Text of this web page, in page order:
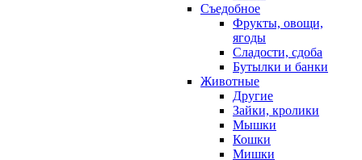
Съедобное
Фрукты, овощи,
ягоды
Сладости, сдоба
Бутылки и банки
Животные
Другие
Зайки, кролики
Мышки
Кошки
Мишки